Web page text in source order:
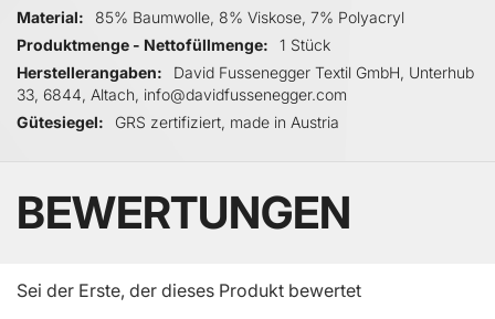
Material
85% Baumwolle, 8% Viskose, 7% Polyacryl
Produktmenge - Nettofüllmenge
1 Stück
Herstellerangaben
David Fussenegger Textil GmbH, Unterhub
33, 6844, Altach, info@davidfussenegger.com
Gütesiegel
GRS zertifiziert, made in Austria
BEWERTUNGEN
Sei der Erste, der dieses Produkt bewertet